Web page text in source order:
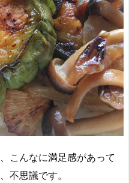
こんなに満足感があって
不思議です。